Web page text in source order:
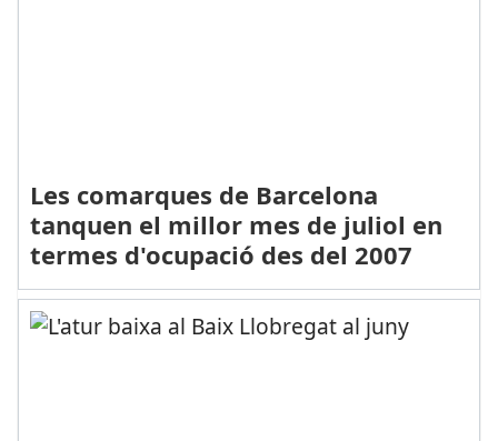
Les comarques de Barcelona
tanquen el millor mes de juliol en
termes d'ocupació des del 2007